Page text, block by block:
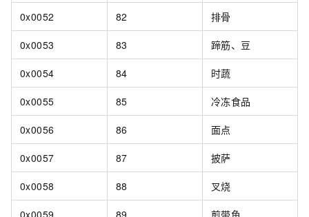
0x0052 82 排骨
0x0053 83 蹄筋、豆
0x0054 84 时蔬
0x0055 85 冷冻食品
0x0056 86 面点
0x0057 87 披萨
0x0058 88 叉烧
0x0059 89 煎带鱼